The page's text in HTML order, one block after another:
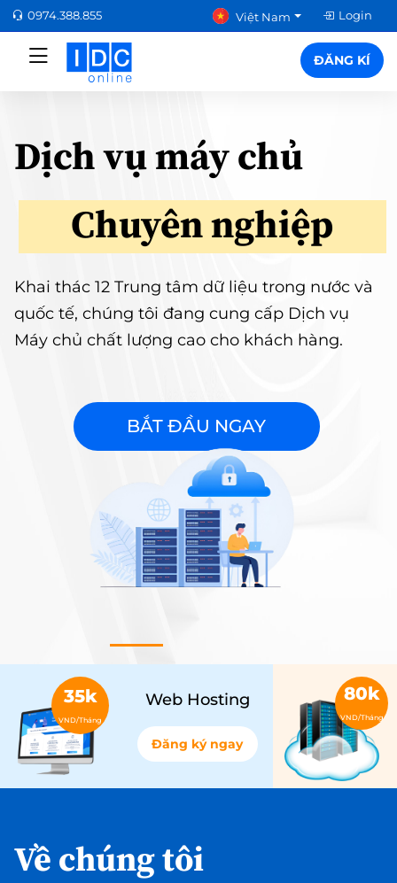
0974.388.855 Việt Nam Login
ĐĂNG KÍ
Dịch vụ máy chủ
Chuyên nghiệp
Khai thác 12 Trung tâm dữ liệu trong nước và
quốc tế, chúng tôi đang cung cấp Dịch vụ
Máy chủ chất lượng cao cho khách hàng.
BẮT ĐẦU NGAY
35k
VND/Tháng
Web Hosting
Đăng ký ngay
80k
VND/Tháng
Về chúng tôi